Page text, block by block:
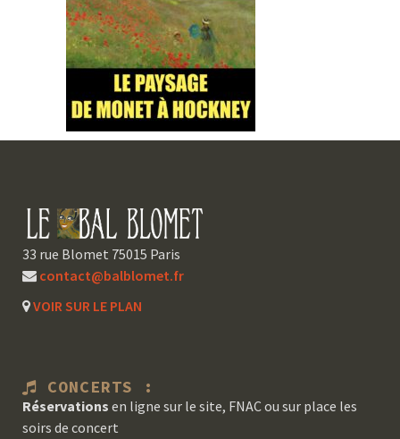
33 rue Blomet 75015 Paris
contact@balblomet.fr
VOIR SUR LE PLAN
CONCERTS :
Réservations en ligne sur le site, FNAC ou sur place les
soirs de concert